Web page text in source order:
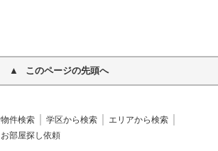
このページの先頭へ
件検索 学区から検索
エリアから検索
お部屋探し依頼